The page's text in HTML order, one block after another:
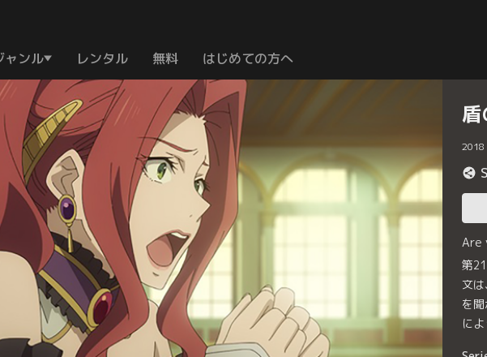
ャンル レンタル 無料 はじめての方へ
2018
Are
第
文
を
に